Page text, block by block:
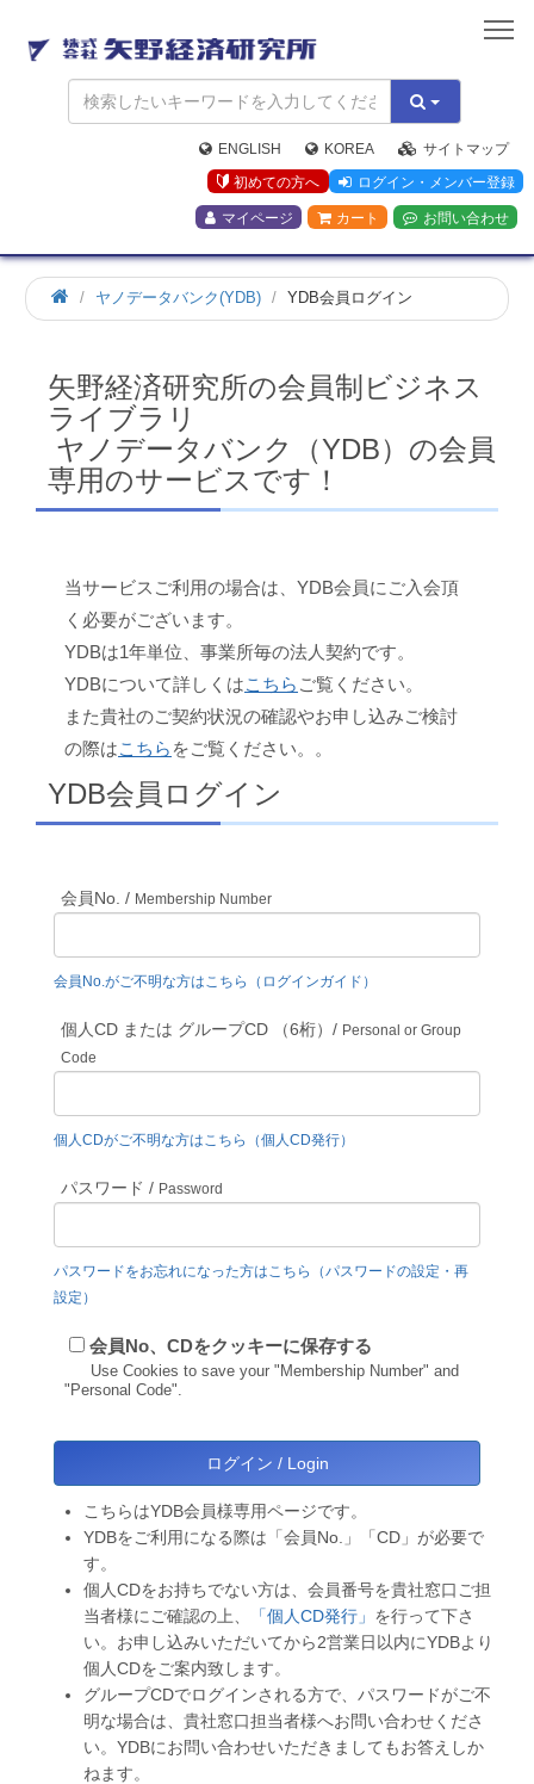
矢
野
経
済
研
究
所
ENGLISH KOREA
サイトマップ
初めての方へ
ログイン・メンバー登録
マイページ カート お問い合わせ
ホ
ー
ヤノデータバンク(YDB) YDB会員ログイン
矢野経済研究所の会員制ビジネス
ライブラリ
ヤノデータバンク（YDB）の会員
専用のサービスです！
当サービスご利用の場合は、YDB会員にご入会頂
く必要がございます。
YDBは1年単位、事業所毎の法人契約です。
YDBについて詳しくはこちら ご覧ください。
また貴社のご契約状況の確認やお申し込みご検討
の際はこちら をご覧ください。。
YDB会員ログイン
会員No. / Membership Number
会員No.がご不明な方はこちら（ログインガイド）
個人CD または グループCD （6桁）/ Personal or Group
Code
個人CDがご不明な方はこちら（個人CD発行）
パスワード / Password
パスワードをお忘れになった方はこちら（パスワードの設定・再
設定）
会員No、CDをクッキーに保存する
Use Cookies to save your "Membership Number" and
"Personal Code".
こちらはYDB会員様専用ページです。
YDBをご利用になる際は「会員No.」「CD」が必要で
す。
個人CDをお持ちでない方は、会員番号を貴社窓口ご担
当者様にご確認の上、
「個人CD発行」 を行って下さ
い。お申し込みいただいてから2営業日以内にYDBより
個人CDをご案内致します。
グループCDでログインされる方で、パスワードがご不
明な場合は、貴社窓口担当者様へお問い合わせくださ
い。YDBにお問い合わせいただきましてもお答えしか
ねます。